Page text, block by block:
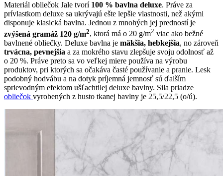
Materiál obliečok Jale tvorí 100 % bavlna deluxe. Práve za
prívlastkom deluxe sa ukrývajú ešte lepšie vlastnosti, než akými
disponuje klasická bavlna. Jednou z mnohých jej predností je
zvýšená gramáž 120 g/m2, ktorá má o 20 g/m2 viac ako bežné
bavlnené obliečky. Deluxe bavlna je mäkšia, hebkejšia, no zároveň
trvácna, pevnejšia a za mokrého stavu zlepšuje svoju odolnosť až
o 20 %. Práve preto sa vo veľkej miere používa na výrobu
produktov, pri ktorých sa očakáva časté používanie a pranie. Lesk
podobný hodvábu a na dotyk príjemná jemnosť sú ďalším
sprievodným efektom ušľachtilej deluxe bavlny. Sila priadze
obliečok vyrobených z husto tkanej bavlny je 25,5/22,5 (o/ú).